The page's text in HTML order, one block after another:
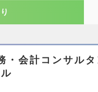
・会計コンサル